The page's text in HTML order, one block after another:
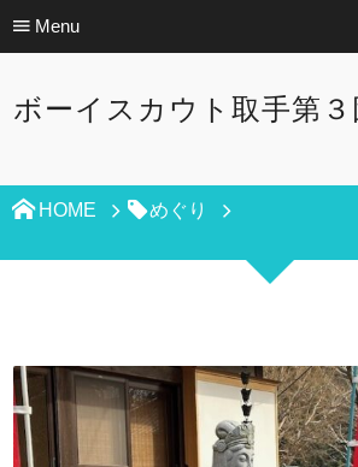
Menu
ボーイスカウト取手第３
HOME めぐり